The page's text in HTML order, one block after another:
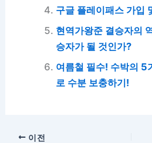
구글 플레이패스 가입
현역가왕준 결승자의
승자가 될 것인가?
여름철 필수! 수박의 5
로 수분 보충하기!
이전